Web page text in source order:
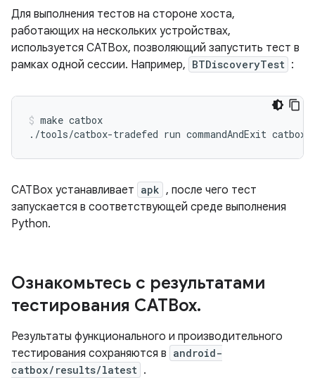
Для выполнения тестов на стороне хоста,
работающих на нескольких устройствах,
используется CATBox, позволяющий запустить тест в
рамках одной сессии. Например, BTDiscoveryTest :
make catbox
./tools/catbox-tradefed run commandAndExit
CATBox устанавливает apk , после чего тест
запускается в соответствующей среде выполнения
Python.
Ознакомьтесь с результатами
тестирования CATBox.
Результаты функционального и производительного
тестирования сохраняются в android-
catbox/results/latest .